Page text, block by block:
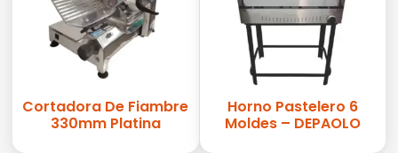
Cortadora De Fiambre
330mm Platina
Horno Pastelero 6
Moldes – DEPAOLO